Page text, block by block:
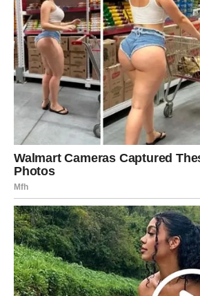
pohvala koja ti otvara vrata,
bolja ponuda ili dogovor,
novac kroz projekat koji „kreće“ tek
ili povrat nečega što si dugo čekao.
Karmička poruka za Lava:
Nisi rođen da se smanjuješ da bi
stao iza sebe, univerzum je stao iza
UNUTRAŠNJA NAGRADA
Najveća nagrada Lava do sredine
povratka moći. Ne moć nad drugima
sopstvenim izborima. Više se ne